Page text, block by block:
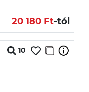
20 180 Ft-tól
10